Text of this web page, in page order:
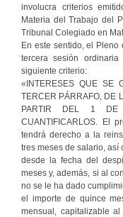
involucra criterios
Materia del Trabajo del
Tribunal Colegiado en
En este sentido, el Pleno
tercera sesión
siguiente criterio:
«INTERESES QUE SE
TERCER PÁRRAFO, DE
PARTIR DEL 1 DE
CUANTIFICARLOS. El
tendrá derecho a la
tres meses de salario,
desde la fecha del
meses y, además, si al
no se le ha dado
el importe de quince
mensual, capitalizable